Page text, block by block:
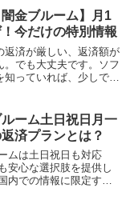
に役立ちます。2. ソフ
闇金ブルーム】月1
今だけの特別情報
返済が厳しい、返済額が
。でも大丈夫です。ソフ
っていれば、少しでも
ーム土日祝日月一
済プランとは？
ムは土日祝日も対応
安心な選択肢を提供し
内での情報に限定する